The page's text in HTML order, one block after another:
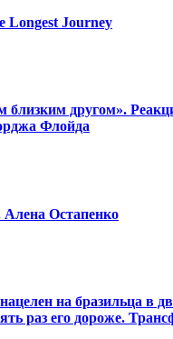
Longest Journey
другом».
Флойда
Остапенко
на бразильца в
раз его дороже.